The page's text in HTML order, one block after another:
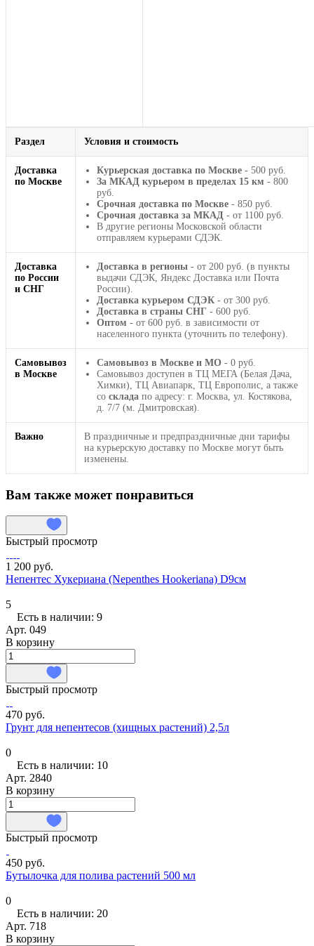
Раздел Условия и стоимость
Доставка
по Москве
Курьерская доставка по Москве - 500 руб.
За МКАД курьером в пределах 15 км - 800
руб.
Срочная доставка по Москве - 850 руб.
Срочная доставка за МКАД - от 1100 руб.
В другие регионы Московской области
отправляем курьерами СДЭК.
Доставка
по России
и СНГ
Доставка в регионы - от 200 руб. (в пункты
выдачи СДЭК, Яндекс Доставка или Почта
России).
Доставка курьером СДЭК - от 300 руб.
Доставка в страны СНГ - 600 руб.
Оптом - от 600 руб. в зависимости от
населенного пункта (уточнить по телефону).
Самовывоз
в Москве
Самовывоз в Москве и МО - 0 руб.
Самовывоз доступен в ТЦ МЕГА (Белая Дача,
Химки), ТЦ Авиапарк, ТЦ Европолис, а также
со склада по адресу: г. Москва, ул. Костякова,
д. 7/7 (м. Дмитровская).
Важно
В праздничные и предпраздничные дни тарифы
на курьерскую доставку по Москве могут быть
изменены.
Вам также может понравиться
Быстрый просмотр
1 200 руб.
Непентес Хукериана (Nepenthes Hookeriana) D9см
5
Есть в наличии: 9
Арт. 049
В корзину
Быстрый просмотр
470 руб.
Грунт для непентесов (хищных растений) 2,5л
0
Есть в наличии: 10
Арт. 2840
В корзину
Быстрый просмотр
450 руб.
Бутылочка для полива растений 500 мл
0
Есть в наличии: 20
Арт. 718
В корзину